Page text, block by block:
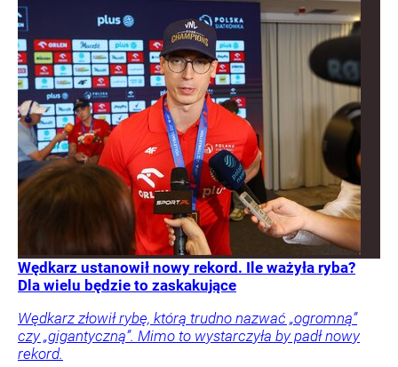
Wędkarz ustanowił nowy rekord. Ile ważyła ryba?
Dla wielu będzie to zaskakujące
Wędkarz złowił rybę, którą trudno nazwać „ogromną”
czy „gigantyczną”. Mimo to wystarczyła by padł nowy
rekord.